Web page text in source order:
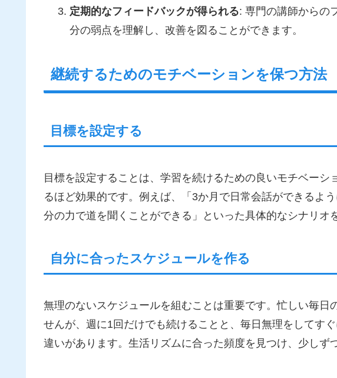
定期的なフィードバックが得られる: 専門の講師からの
分の弱点を理解し、改善を図ることができます。
継続するためのモチベーションを保つ方法
目標を設定する
目標を設定することは、学習を続けるための良いモチベーシ
るほど効果的です。例えば、「3か月で日常会話ができるよ
分の力で道を聞くことができる」といった具体的なシナリオ
自分に合ったスケジュールを作る
無理のないスケジュールを組むことは重要です。忙しい毎日
せんが、週に1回だけでも続けることと、毎日無理をしてす
違いがあります。生活リズムに合った頻度を見つけ、少しず